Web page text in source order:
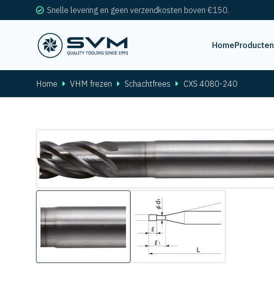
Snelle levering en geen verzendkosten boven €150.
HomeProducten
Home VHM frezen Schachtfrees CXS 4080-240